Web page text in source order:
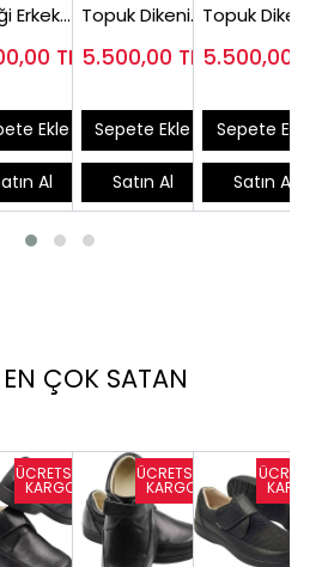
Erkek
TL
Ekle
Al
Topuk Dikeni
Kahverengi
5.500,00 TL
Sepete Ekle
Satın Al
Topuk Dikeni
Yazlık Siyah
5.500,00
Sepete Ekle
Satın Al
ÇOK SATAN